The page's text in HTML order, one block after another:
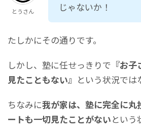
とうさん
じゃないか！
たしかにその通りです。
しかし、塾に任せっきりで 『お
見たこともない』 という状況では
ちなみに我が家は、塾に完全に丸
ートも一切見たことがないという